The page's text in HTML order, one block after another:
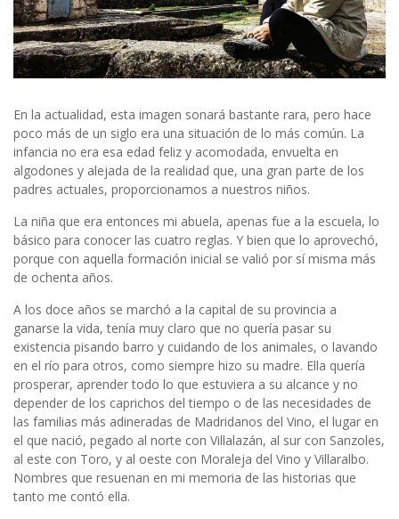
En la actualidad, esta imagen sonará bastante rara, pero hace
poco más de un siglo era una situación de lo más común. La
infancia no era esa edad feliz y acomodada, envuelta en
algodones y alejada de la realidad que, una gran parte de los
padres actuales, proporcionamos a nuestros niños.
La niña que era entonces mi abuela, apenas fue a la escuela, lo
básico para conocer las cuatro reglas. Y bien que lo aprovechó,
porque con aquella formación inicial se valió por sí misma más
de ochenta años.
A los doce años se marchó a la capital de su provincia a
ganarse la vida, tenía muy claro que no quería pasar su
existencia pisando barro y cuidando de los animales, o lavando
en el río para otros, como siempre hizo su madre. Ella quería
prosperar, aprender todo lo que estuviera a su alcance y no
depender de los caprichos del tiempo o de las necesidades de
las familias más adineradas de Madridanos del Vino, el lugar en
el que nació, pegado al norte con Villalazán, al sur con Sanzoles,
al este con Toro, y al oeste con Moraleja del Vino y Villaralbo.
Nombres que resuenan en mi memoria de las historias que
tanto me contó ella.